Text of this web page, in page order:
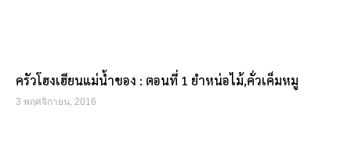
ครัวโฮงเฮียนแม่น้ำของ : ตอนที่ 1 ยำหน่อไม้,คั่วเค็มหมู
3 พฤศจิกายน, 2016